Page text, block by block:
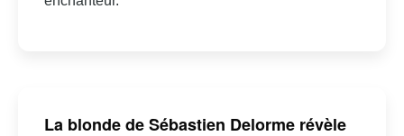
La blonde de Sébastien Delorme révèle